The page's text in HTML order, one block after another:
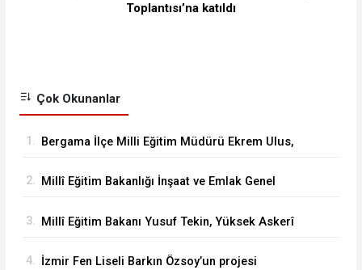
Toplantısı’na katıldı
Çok Okunanlar
1. Bergama İlçe Milli Eğitim Müdürü Ekrem Ulus,
çalışmaları inceledi
2. Millî Eğitim Bakanlığı İnşaat ve Emlak Genel
İncelemelerde Bulundu
3. Millî Eğitim Bakanı Yusuf Tekin, Yüksek Askerî
4. İzmir Fen Liseli Barkın Özsoy’un projesi